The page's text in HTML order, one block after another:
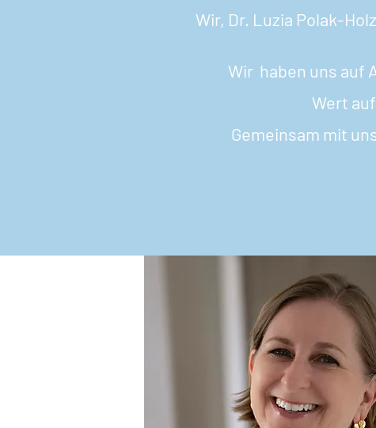
Wir, Dr. Luzia Polak-
Wir haben uns auf
Wert
Gemeinsam mit